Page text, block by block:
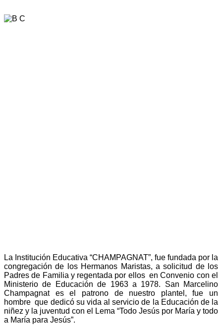
La Institución Educativa “CHAMPAGNAT”, fue fundada por la
congregación de los Hermanos Maristas, a solicitud de los
Padres de Familia y regentada por ellos en Convenio con el
Ministerio de Educación de 1963 a 1978. San Marcelino
Champagnat es el patrono de nuestro plantel, fue un
hombre que dedicó su vida al servicio de la Educación de la
niñez y la juventud con el Lema “Todo Jesús por María y todo
a María para Jesús”.